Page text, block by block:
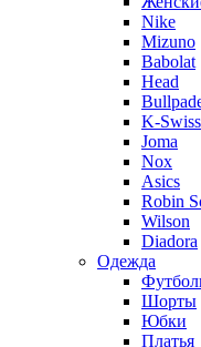
Nike
Mizuno
Babolat
Head
K-Swiss
Joma
Nox
Asics
Robin
Wilson
Diadora
Одежда
Шорты
Юбки
Платья